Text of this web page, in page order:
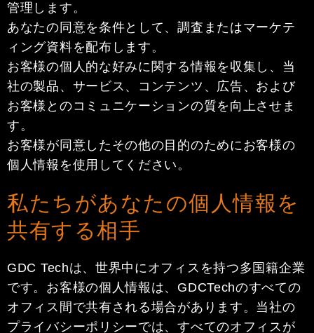
管理します。
あなたの同意を条件として、調査またはマーケテ
ィング資料を配布します。
お客様の個人的な好みに関する情報を収集し、当
社の製品、サービス、コンテンツ、広告、および
お客様とのコミュニケーションの質を向上させま
す。
お客様が同意したその他の目的のためにお客様の
個人情報を使用してください。
私たちがあなたの個人情報を
共有する相手
GDC Techは、世界中にオフィスを持つ多国籍企業
です。お客様の個人情報は、GDCTechのすべての
オフィス間で共有される場合があります。当社の
プライバシーポリシーでは、すべてのオフィスが